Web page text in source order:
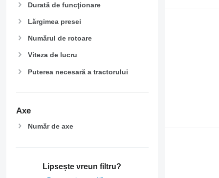
Durată de funcţionare
Lărgimea presei
Numărul de rotoare
Viteza de lucru
Puterea necesară a tractorului
Axe
Număr de axe
Lipsește vreun filtru?